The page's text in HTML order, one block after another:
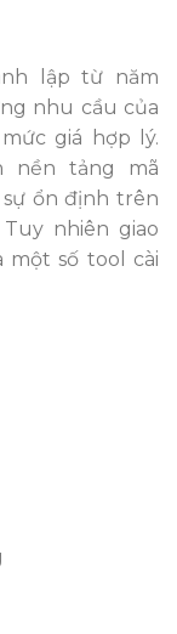
lập từ năm
nhu cầu của
giá hợp lý.
nền tảng mã
ổn định trên
nhiên giao
một số tool cài